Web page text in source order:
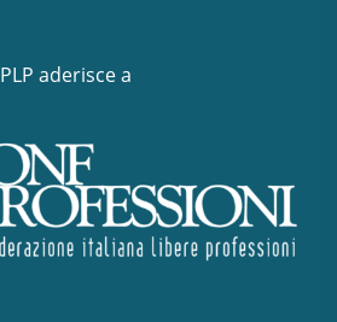
PLP aderisce a